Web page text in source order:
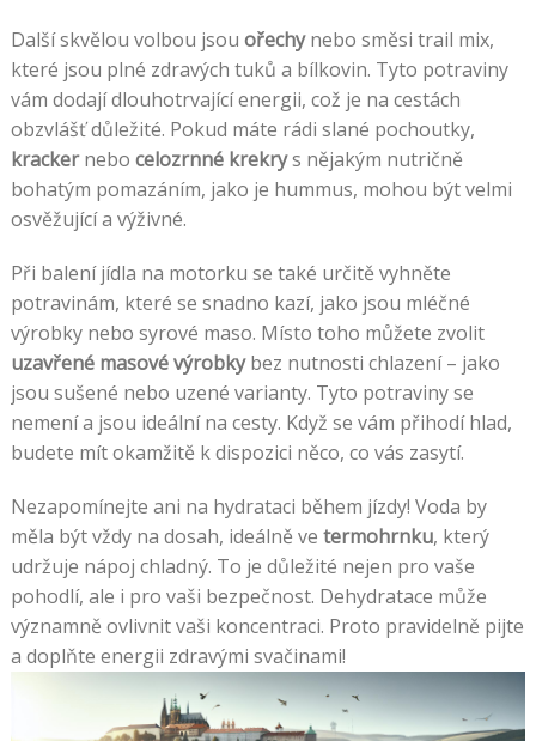
Další skvělou volbou jsou ořechynebo směsi trail mix,
které jsou plné zdravých tuků a bílkovin. Tyto potraviny
vám dodají dlouhotrvající energii, což je na cestách
obzvlášť důležité. Pokud máte rádi slané pochoutky,
krackernebo celozrnné krekrys nějakým nutričně
bohatým pomazáním, jako je hummus, mohou být velmi
osvěžující a výživné.
Při balení jídla na motorku se také určitě vyhněte
potravinám, které se snadno kazí, jako jsou mléčné
výrobky nebo syrové maso. Místo toho můžete zvolit
uzavřené masové výrobkybez nutnosti chlazení – jako
jsou sušené nebo uzené varianty. Tyto potraviny se
nemení a jsou ideální na cesty. Když se vám přihodí hlad,
budete mít okamžitě k dispozici něco, co vás zasytí.
Nezapomínejte ani na hydrataci během jízdy! Voda by
měla být vždy na dosah, ideálně ve termohrnku, který
udržuje nápoj chladný. To je důležité nejen pro vaše
pohodlí, ale i pro vaši bezpečnost. Dehydratace může
významně ovlivnit vaši koncentraci. Proto pravidelně pijte
a doplňte energii zdravými svačinami!